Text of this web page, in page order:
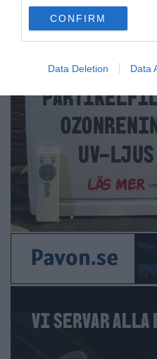
use your data for below
consent section.
CONFIRM
Data Deletion Data